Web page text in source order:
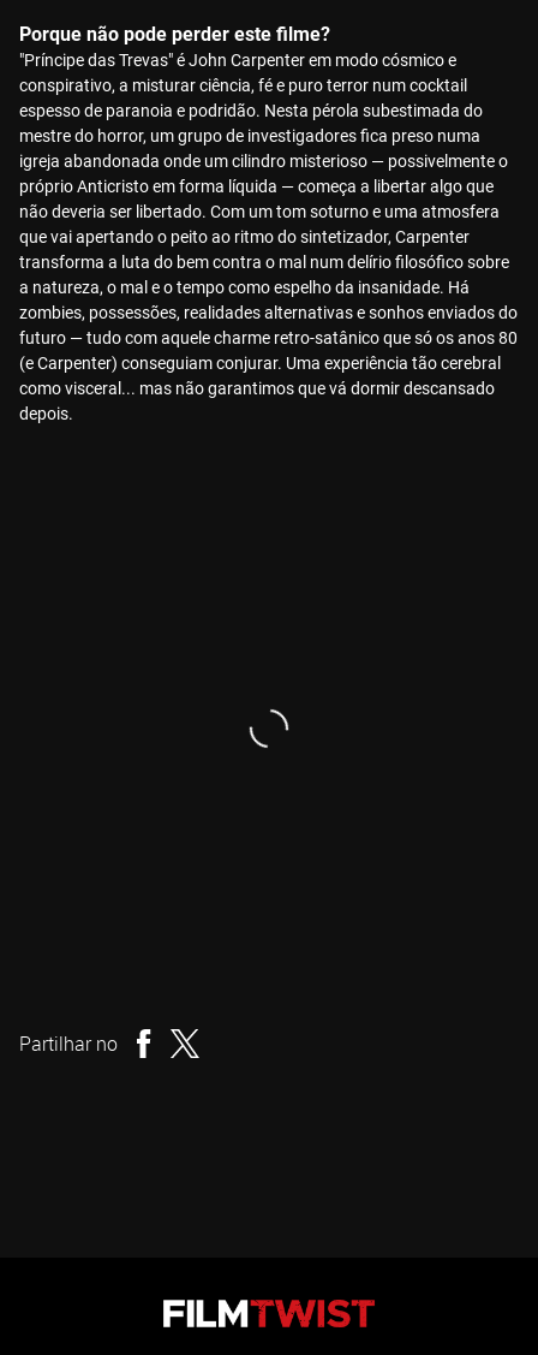
Porque não pode perder este filme?
"Príncipe das Trevas" é John Carpenter em modo cósmico e
conspirativo, a misturar ciência, fé e puro terror num cocktail
espesso de paranoia e podridão. Nesta pérola subestimada do
mestre do horror, um grupo de investigadores fica preso numa
igreja abandonada onde um cilindro misterioso — possivelmente o
próprio Anticristo em forma líquida — começa a libertar algo que
não deveria ser libertado. Com um tom soturno e uma atmosfera
que vai apertando o peito ao ritmo do sintetizador, Carpenter
transforma a luta do bem contra o mal num delírio filosófico sobre
a natureza, o mal e o tempo como espelho da insanidade. Há
zombies, possessões, realidades alternativas e sonhos enviados do
futuro — tudo com aquele charme retro-satânico que só os anos 80
(e Carpenter) conseguiam conjurar. Uma experiência tão cerebral
como visceral... mas não garantimos que vá dormir descansado
depois.
Partilhar no